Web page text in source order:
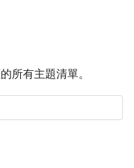
所有主題清單。